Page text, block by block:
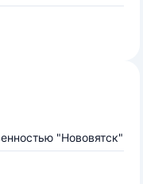
"Нововятск"